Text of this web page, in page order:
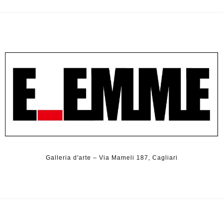
Galleria d'arte – Via Mameli 187, Cagliari